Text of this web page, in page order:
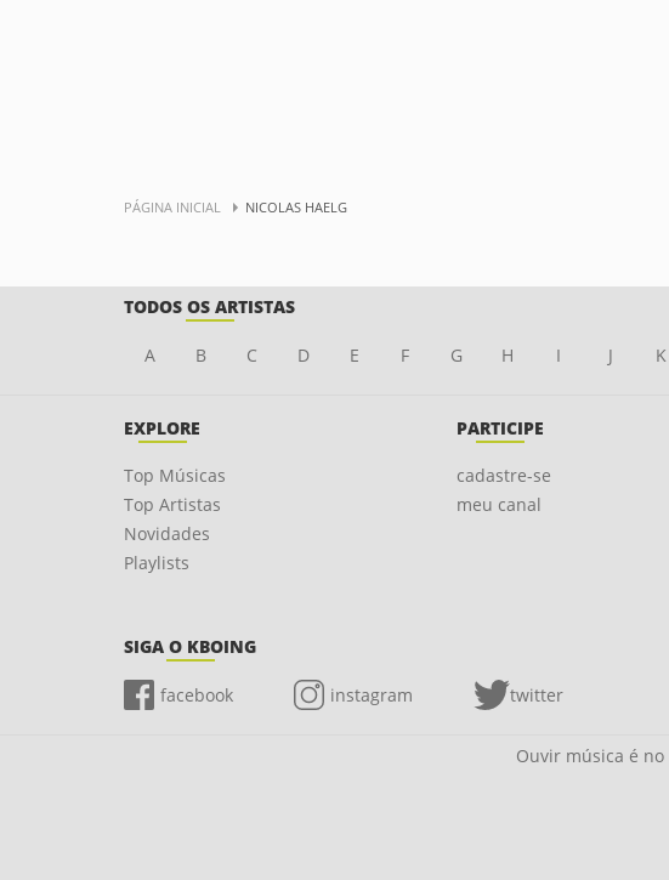
PÁGINA INICIAL NICOLAS HAELG
TODOS OS ARTISTAS
A B C D E F G H I J K
EXPLORE
Top Músicas
Top Artistas
Novidades
Playlists
PARTICIPE
cadastre-se
meu canal
SIGA O KBOING
facebook instagram twitter
Ouvir música é no